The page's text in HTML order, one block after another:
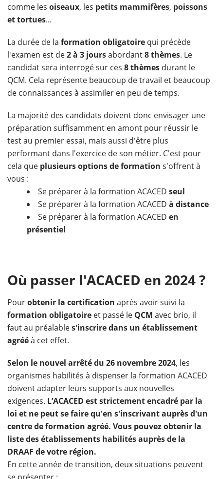
comme les oiseaux, les petits mammifères, poissons
et tortues...
La durée de la formation obligatoire qui précède
l'examen est de2 à 3 joursabordant8 thèmes. Le
candidat sera interrogé sur ces 8 thèmes durant le
QCM. Cela représente beaucoup de travail et beaucoup
de connaissances à assimiler en peu de temps.
La majorité des candidats doivent donc envisager une
préparation suffisamment en amont pour réussir le
test au premier essai, mais aussi d'être plus
performant dans l'exercice de son métier. C'est pour
cela que plusieurs options de formation s'offrent à
vous :
Se préparer à la formation ACACED seul
Se préparer à la formation ACACED à distance
Se préparer à la formation ACACED en
présentiel
Où passer l'ACACED en 2024 ?
Pourobtenir la certification après avoir suivi la
formation obligatoire et passé le QCM avec brio, il
faut au préalables'inscrire dans un établissement
agrééà cet effet.
Selon le nouvel arrêté du 26 novembre 2024, les
organismes habilités à dispenser la formation ACACED
doivent adapter leurs supports aux nouvelles
exigences. L’ACACED est strictement encadré par la
loi et ne peut se faire qu'en s'inscrivant auprès d'un
centre de formation agréé. Vous pouvez obtenir la
liste des établissements habilités auprès de la
DRAAF de votre région.
En cette année de transition, deux situations peuvent